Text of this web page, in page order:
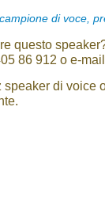
di voce,
questo
86 912 o e-
speaker di voice